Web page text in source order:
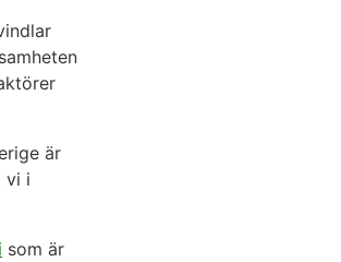
är
vi i
som är